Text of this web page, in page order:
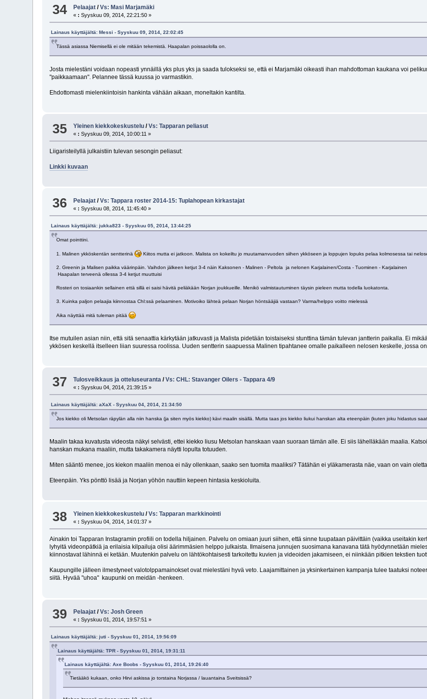
34 Pelaajat /Vs: Masi Marjamäki
« : Syyskuu 09, 2014, 22:21:50 »
Lainaus käyttäjältä: Messi - Syyskuu 09, 2014, 22:02:45
Tässä asiassa Niemisellä ei ole mitään tekemistä. Haapalan poissaololla on.
Josta mielestäni voidaan nopeasti ynnäillä yks plus yks ja saada tulokseksi se, että ei Marjamäki oikeasti ihan mahdottoman kaukana voi
"paikkaamaan". Pelannee tässä kuussa jo varmastikin.
Ehdottomasti mielenkiintoisin hankinta vähään aikaan, moneltakin kantilta.
35 Yleinen kiekkokeskustelu /Vs: Tapparan peliasut
« : Syyskuu 09, 2014, 10:00:11 »
Liigaristeilyllä julkaistiin tulevan sesongin peliasut:
Linkki kuvaan
36 Pelaajat /Vs: Tappara roster 2014-15: Tuplahopean kirkastajat
« : Syyskuu 08, 2014, 11:45:40 »
Lainaus käyttäjältä: jukka823 - Syyskuu 05, 2014, 13:44:25
Omat pointtini.
1. Malinen ykköskentän sentterinä Kiitos mutta ei jatkoon. Malista on kokeiltu jo muutamanvuoden siihen ykköseen ja loppujen lopuks pelaa kolmosessa tai
2. Greenin ja Malisen paikka väärinpäin. Vaihdon jälkeen ketjut 3-4 näin Kaksonen - Malinen - Peltola ja nelonen Karjalainen/Costa - Tuominen - Karjalainen
Haapalan terveenä ollessa 3-4 ketjut muuttuisi
Rosteri on tosiaankin sellainen että sillä ei saisi hävitä peliäkään Norjan joukkueille. Menikö valmistautuminen täysin pieleen mutta todella luokatonta.
3. Kuinka paljon pelaajia kiinnostaa Chl:ssä pelaaminen. Motivoiko lähteä pelaan Norjan höntsääjiä vastaan? Varma/helppo voitto mielessä
Aika näyttää mitä tuleman pitää
Itse mutuilen asian niin, että sitä senaattia kärkytään jatkuvasti ja Malista pidetään toistaiseksi stunttina tämän tulevan jantterin paikalla. Ei
ykkösen keskellä itselleen liian suuressa roolissa. Uuden sentterin saapuessa Malinen tipahtanee omalle paikalleen nelosen keskelle, jossa on
37 Tulosveikkaus ja otteluseuranta /Vs: CHL: Stavanger Oilers - Tappara 4/9
« : Syyskuu 04, 2014, 21:39:15 »
Lainaus käyttäjältä: aXaX - Syyskuu 04, 2014, 21:34:50
Jos kiekko oli Metsolan räpylän alla niin hanska (ja siten myös kiekko) kävi maalin sisällä. Mutta taas jos kiekko liukui hanskan alta eteenpäin (kuten joku hidastus
Maalin takaa kuvatusta videosta näkyi selvästi, ettei kiekko liusu Metsolan hanskaan vaan suoraan tämän alle. Ei siis lähelläkään maalia.
hanskan mukana maaliin, mutta takakamera näytti lopulta totuuden.
Miten sääntö menee, jos kiekon maaliin menoa ei näy ollenkaan, saako sen tuomita maaliksi? Tätähän ei yläkamerasta näe, vaan on vain
Eteenpäin. Yks pönttö lisää ja Norjan yöhön nauttiin kepeen hintasia keskioluita.
38 Yleinen kiekkokeskustelu /Vs: Tapparan markkinointi
« : Syyskuu 04, 2014, 14:01:37 »
Ainakin toi Tapparan Instagramin profiili on todella hiljainen. Palvelu on omiaan juuri siihen, että sinne tuupataan päivittäin (vaikka useitakin
lyhyitä videonpätkiä ja erilaisia kilpailuja olisi äärimmäsien helppo julkaista. Ilmaisena junnujen suosimana kanavana tätä hyödynnetään
kiinnostavat lähinnä ei ketään. Muutenkin palvelu on lähtökohtaisesti tarkoitettu kuvien ja videoiden jakamiseen, ei niinkään pitkien tekstien
Kaupungille jälleen ilmestyneet valotolppamainokset ovat mielestäni hyvä veto. Laajamittainen ja yksinkertainen kampanja tulee taatuksi
siitä. Hyvää "uhoa" kaupunki on meidän -henkeen.
39 Pelaajat /Vs: Josh Green
« : Syyskuu 01, 2014, 19:57:51 »
Lainaus käyttäjältä: juti - Syyskuu 01, 2014, 19:56:09
Lainaus käyttäjältä: TPR - Syyskuu 01, 2014, 19:31:11
Lainaus käyttäjältä: Axe Boobs - Syyskuu 01, 2014, 19:26:40
Tietääkö kukaan, onko Hirvi askissa jo torstaina Norjassa / lauantaina Sveitsissä?